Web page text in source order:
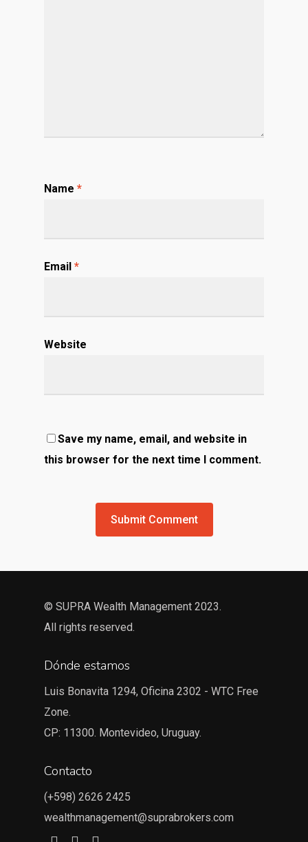
Name *
Email *
Website
Save my name, email, and website in
this browser for the next time I comment.
© SUPRA Wealth Management 2023.
All rights reserved.
Dónde estamos
Luis Bonavita 1294, Oficina 2302 - WTC Free
Zone.
CP: 11300. Montevideo, Uruguay.
Contacto
(+598) 2626 2425
wealthmanagement@suprabrokers.com